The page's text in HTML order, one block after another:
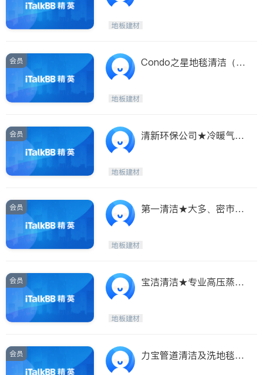
地板建材
会员
Condo之星地毯清洁（6
地板建材
会员
清新环保公司★冷暖气管
地板建材
会员
第一清洁★大多、密市等
地板建材
会员
宝洁清洁★专业高压蒸汽
地板建材
会员
力宝管道清洁及洗地毯*